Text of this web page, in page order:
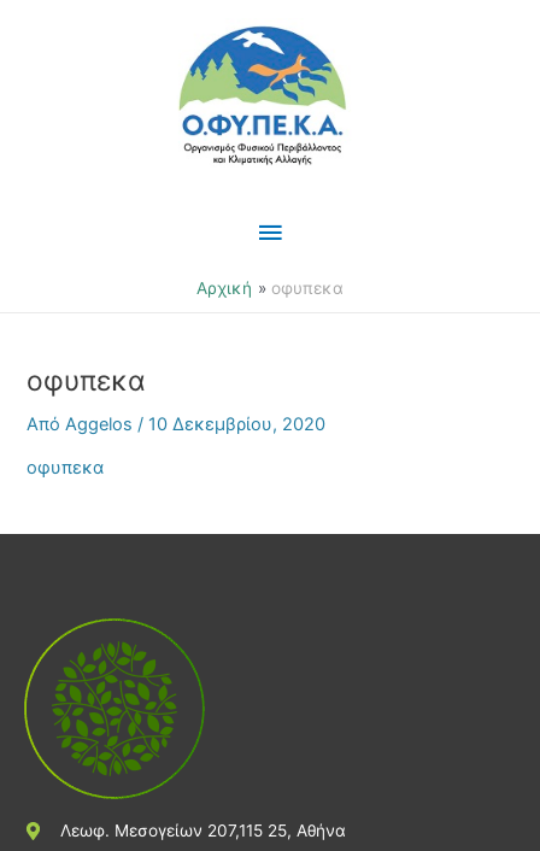
Κύριο
Μενού
Αρχική οφυπεκα
οφυπεκα
ΑπόAggelos/10 Δεκεμβρίου, 2020
οφυπεκα
Λεωφ. Μεσογείων 207,115 25, Αθήνα